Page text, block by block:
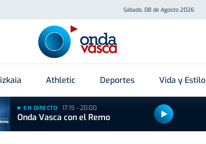
Sábado, 08 de Agosto 2026
Athletic Deportes Vida y Estilo
EN DIRECTO 17:15 - 20:00
Onda Vasca con el Remo